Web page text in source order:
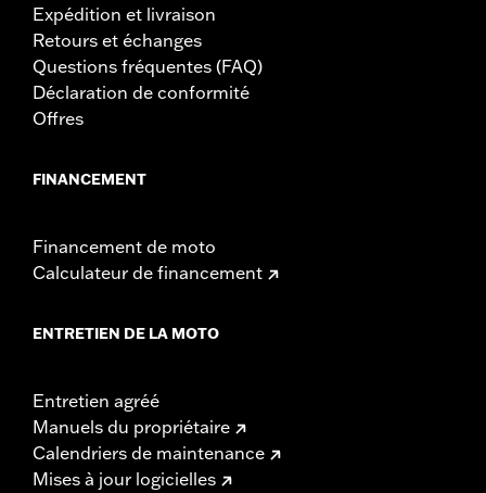
Expédition et livraison
Retours et échanges
Questions fréquentes (FAQ)
Déclaration de conformité
Offres
FINANCEMENT
Financement de moto
Calculateur de financement
ENTRETIEN DE LA MOTO
Entretien agréé
Manuels du propriétaire
Calendriers de maintenance
Mises à jour logicielles